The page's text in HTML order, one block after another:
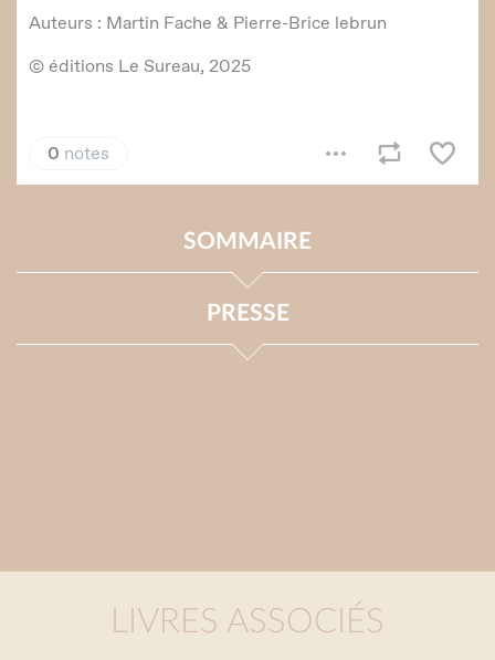
SOMMAIRE
PRESSE
LIVRES ASSOCIÉS